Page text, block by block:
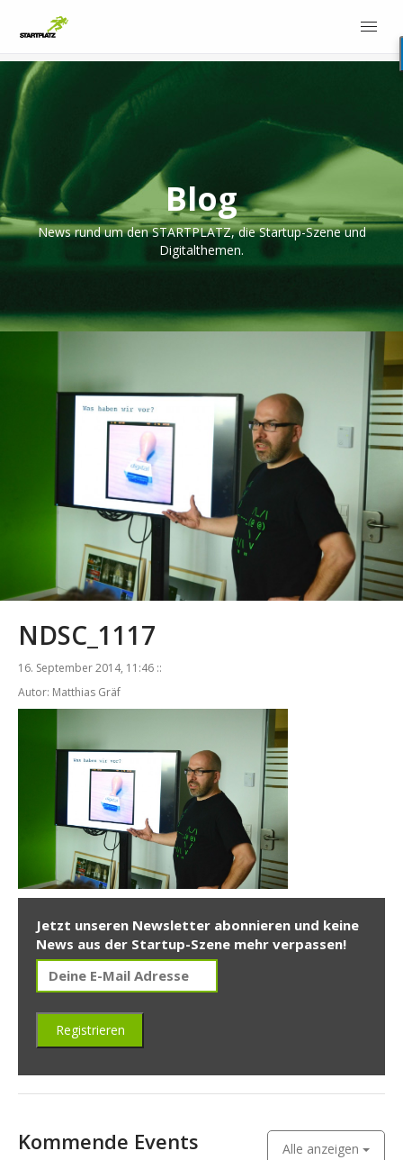
Blog
News rund um den STARTPLATZ, die Startup-Szene und
Digitalthemen.
NDSC_1117
16. September 2014, 11:46 ::
Autor: Matthias Gräf
Jetzt unseren Newsletter abonnieren und keine
News aus der Startup-Szene mehr verpassen!
Kommende Events Alle anzeigen